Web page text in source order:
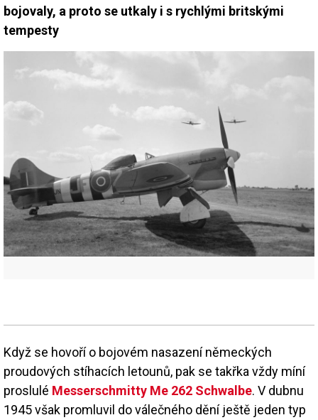
bojovaly, a proto se utkaly i s rychlými britskými
tempesty
Když se hovoří o bojovém nasazení německých
proudových stíhacích letounů, pak se takřka vždy míní
proslulé Messerschmitty Me 262 Schwalbe. V dubnu
1945 však promluvil do válečného dění ještě jeden typ